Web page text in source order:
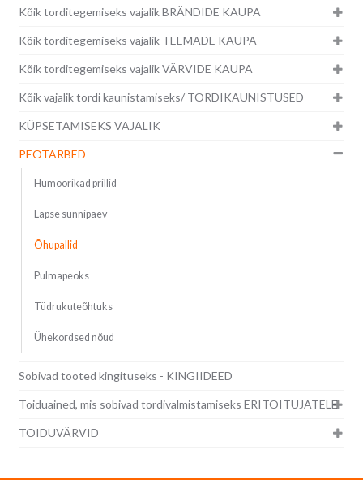
Kõik torditegemiseks vajalik BRÄNDIDE KAUPA
Kõik torditegemiseks vajalik TEEMADE KAUPA
Kõik torditegemiseks vajalik VÄRVIDE KAUPA
Kõik vajalik tordi kaunistamiseks/ TORDIKAUNISTUSED
KÜPSETAMISEKS VAJALIK
PEOTARBED
Humoorikad prillid
Lapse sünnipäev
Õhupallid
Pulmapeoks
Tüdrukuteõhtuks
Ühekordsed nõud
Sobivad tooted kingituseks - KINGIIDEED
Toiduained, mis sobivad tordivalmistamiseks ERITOITUJATELE
TOIDUVÄRVID